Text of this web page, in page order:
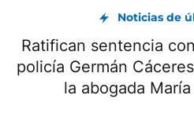
Noticias de
Internacional de la
origen